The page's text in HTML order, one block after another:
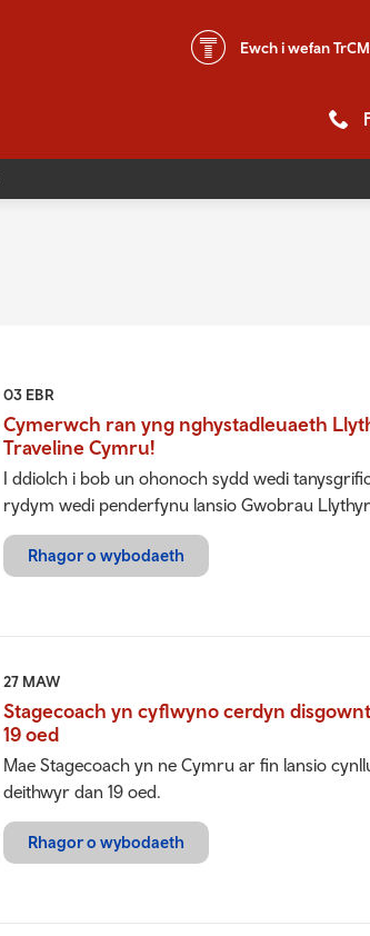
Ewch iwefan TrC
03 EBR
Cymerwch ran yng nghystadleuaeth
Traveline Cymru!
I ddiolch i bob un ohonoch sydd wedi
rydym wedi penderfynu lansio Gwobrau
Rhagor o wybodaeth
27 MAW
Stagecoach yn cyflwyno cerdyn
19 oed
Mae Stagecoach yn ne Cymru ar fin lansio
deithwyr dan 19 oed.
Rhagor o wybodaeth